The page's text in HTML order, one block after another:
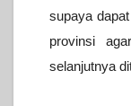
supaya
provinsi
selanjutnya